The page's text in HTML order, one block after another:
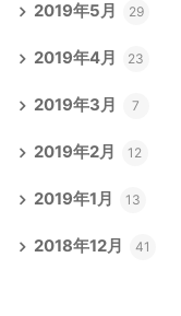
2019年5月 29
2019年4月 23
2019年3月 7
2019年2月 12
2019年1月 13
2018年12月 41